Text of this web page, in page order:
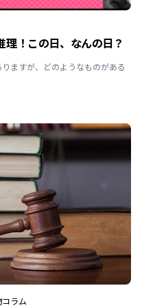
理！この日、なんの日？
ますが、どのようなものがある
コラム